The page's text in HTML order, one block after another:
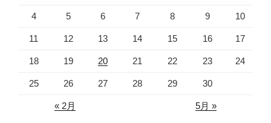
4 5 6 7 8 9 10
11 12 13 14 15 16 17
18 19 20 21 22 23 24
25 26 27 28 29 30
« 2月 5月 »